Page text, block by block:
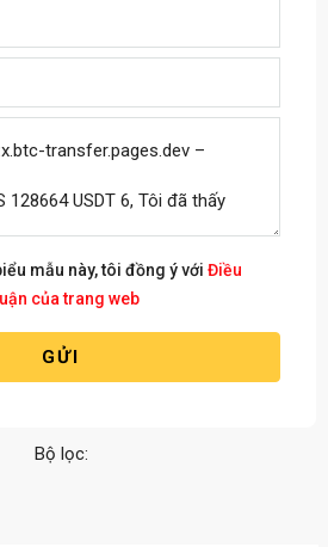
mẫu này, tôi đồng ý với Điều
của trang web
GỬI
Bộ lọc: